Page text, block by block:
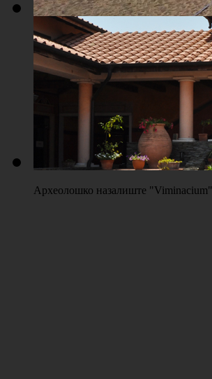
Плажа "Топољар" - Терени на песку
Археолошко назалиште "Viminacium"